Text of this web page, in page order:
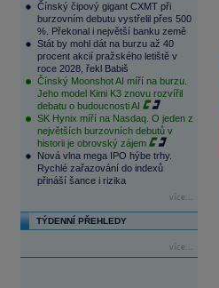
Čínský čipový gigant CXMT při
burzovním debutu vystřelil přes 500
%. Překonal i největší banku země
Stát by mohl dát na burzu až 40
procent akcií pražského letiště v
roce 2028, řekl Babiš
Čínský Moonshot AI míří na burzu.
Jeho model Kimi K3 znovu rozvířil
debatu o budoucnosti AI
SK Hynix míří na Nasdaq. O jeden z
největších burzovních debutů v
historii je obrovský zájem
Nová vlna mega IPO hýbe trhy.
Rychlé zařazování do indexů
přináší šance i rizika
více...
TÝDENNÍ PŘEHLEDY
více...